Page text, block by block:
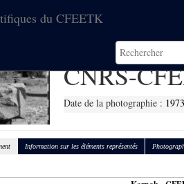
du CFEETK
CNRS-
Date de la photographie : 1973
Information sur les éléments représentés